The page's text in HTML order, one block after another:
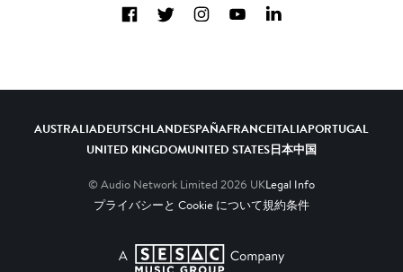
FacebookTwitterInstagramYouTubeLinkedIn
AUSTRALIADEUTSCHLANDESPAÑAFRANCEITALIAPORTUGAL
UNITED KINGDOMUNITED STATES日本中国
© Audio Network Limited 2026 UKLegal Info
プライバシーと Cookie について規約条件
A SESAC Company